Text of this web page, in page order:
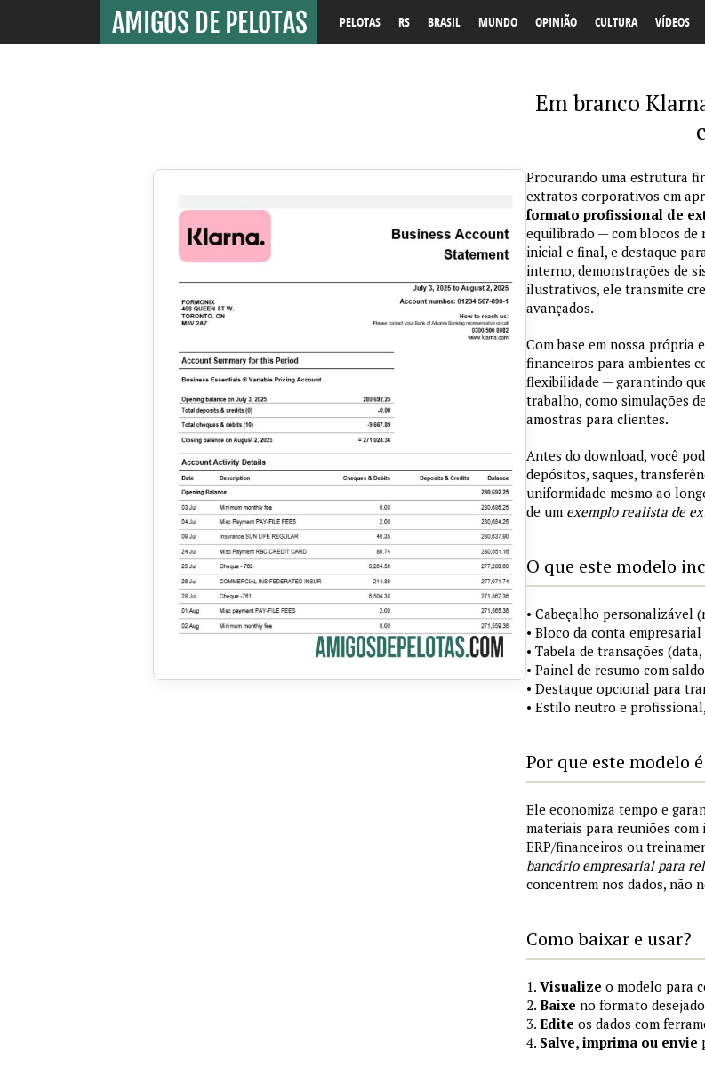
PELOTAS RS BRASIL MUNDO OPINIÃO CULTURA VÍDEOS
Em branco
Procurando uma estrutura
extratos corporativos em
formato profissional de
equilibrado — com blocos de
inicial e final, e destaque
interno, demonstrações de
ilustrativos, ele transmite
avançados.
Com base em nossa própria
financeiros para ambientes
flexibilidade — garantindo
trabalho, como simulações
amostras para clientes.
Antes do download, você
depósitos, saques,
uniformidade mesmo ao
de um exemplo realista de
O que este modelo
• Cabeçalho personalizável
• Bloco da conta
• Tabela de transações
• Painel de resumo com
• Destaque opcional para
• Estilo neutro e
Por que este modelo
Ele economiza tempo e
materiais para reuniões com
ERP/financeiros ou
bancário empresarial para
concentrem nos dados, não
Como baixar e usar?
1. Visualize o modelo para
2. Baixe no formato
3. Edite os dados com
4. Salve, imprima ou envie